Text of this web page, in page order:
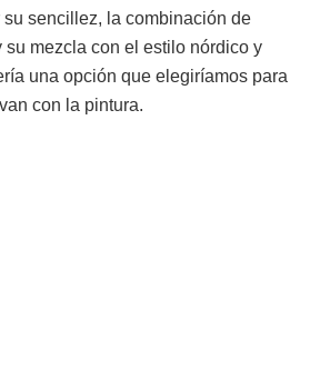
sencillez, la combinación de
mezcla con el estilo nórdico y
una opción que elegiríamos para
con la pintura.